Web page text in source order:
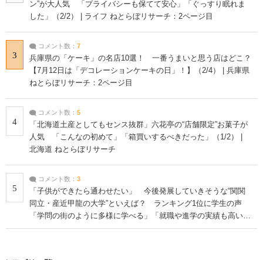
ン”が大人気 「プライバシーも保てて安心」「ぐっすり眠れま
した」（2/2） | ライフ ねとらぼリサーチ：2ページ目
3
コメント数： 7
兵庫県の「ケーキ」の名店10選！ 一番うまいと思う店はどこ？
【7月12日は「デコレーションケーキの日」！】（2/4） | 兵庫県
ねとらぼリサーチ：2ページ目
4
コメント数： 5
「北海道土産としてもセンス抜群」六花亭の“店舗限定”お菓子が
人気 「こんなの初めて」「箱買いするべきだった」（1/2） |
北海道 ねとらぼリサーチ
5
コメント数： 3
「子供ができたら通わせたい」 今後発展していきそうな“関関
同立・産近甲龍の大学”といえば？ ランキング1位に学生の声
「学問の街のように多様に学べる」「就職や進学の実績も高い」
| 大学 ねとらぼリサーチ